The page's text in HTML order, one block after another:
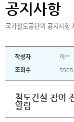
공지사항
국가철도공단의 공지사항
작성자
이**
조회수
5565
철도건설 참여
알림